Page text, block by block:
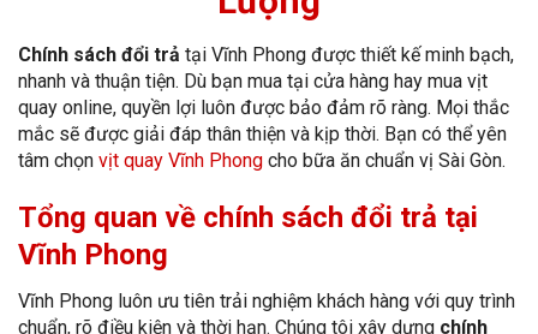
Chính sách đổi trả tại Vĩnh Phong được thiết kế minh bạch,
nhanh và thuận tiện. Dù bạn mua tại cửa hàng hay mua vịt
quay online, quyền lợi luôn được bảo đảm rõ ràng. Mọi thắc
mắc sẽ được giải đáp thân thiện và kịp thời. Bạn có thể yên
tâm chọn vịt quay Vĩnh Phong cho bữa ăn chuẩn vị Sài Gòn.
Tổng quan về chính sách đổi trả tại
Vĩnh Phong
Vĩnh Phong luôn ưu tiên trải nghiệm khách hàng với quy trình
chuẩn, rõ điều kiện và thời hạn. Chúng tôi xây dựng chính